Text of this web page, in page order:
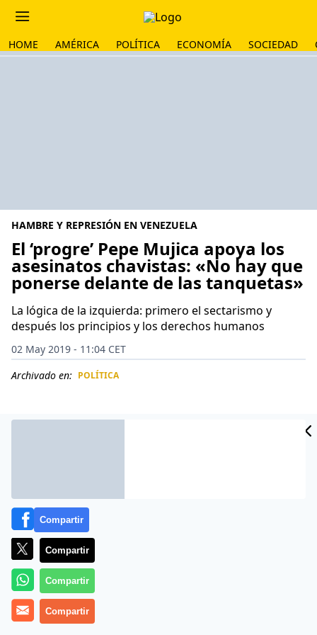
HOME AMÉRICA POLÍTICA ECONOMÍA SOCIEDAD
HAMBRE Y REPRESIÓN EN VENEZUELA
El ‘progre’ Pepe Mujica apoya los
asesinatos chavistas: «No hay que
ponerse delante de las tanquetas»
La lógica de la izquierda: primero el sectarismo y
después los principios y los derechos humanos
02 May 2019 - 11:04 CET
Archivado en: POLÍTICA
José «Pepe» Mujica, no para de sorprender al mundo
con su defensa a ultranza del comunismo.(
Compartir
Compartir
Compartir
Compartir